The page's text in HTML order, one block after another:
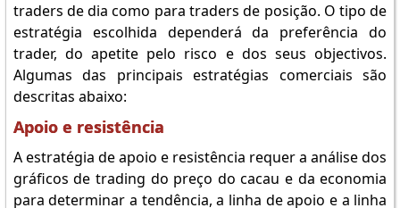
traders de dia como para traders de posição. O tipo de
estratégia escolhida dependerá da preferência do
trader, do apetite pelo risco e dos seus objectivos.
Algumas das principais estratégias comerciais são
descritas abaixo:
Apoio e resistência
A estratégia de apoio e resistência requer a análise dos
gráficos de trading do preço do cacau e da economia
para determinar a tendência, a linha de apoio e a linha